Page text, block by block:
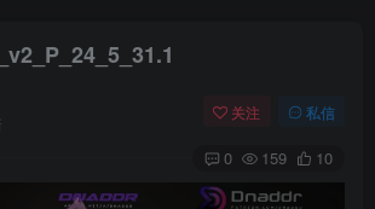
关注 私信
0 159 10